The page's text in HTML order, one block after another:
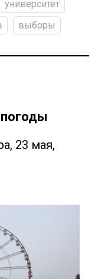
университет
выборы
23 мая,